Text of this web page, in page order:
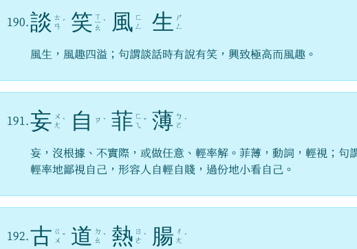
190. 談 ㄊ
ㄢ ˊ 笑 ㄒ
ㄧ
ㄠ
ˋ 風 ㄈ
ㄥ
生
ㄕ
ㄥ
風生，風趣四溢；句謂談話時有說有笑，興致極高而風趣。
191. 妄 ㄨ
ㄤ ˋ 自 ㄗ ˋ 菲 ㄈ
ㄟ
ˇ 薄 ㄅ
ㄛ ˊ
妄，沒根據、不實際，或做任意、輕率解。菲薄，動詞，輕視；句
輕率地鄙視自己，形容人自輕自賤，過份地小看自己。
192. 古 ㄍ
ㄨ ˇ 道 ㄉ
ㄠ ˋ 熱 ㄖ
ㄜ ˋ 腸 ㄔ
ㄤ ˊ